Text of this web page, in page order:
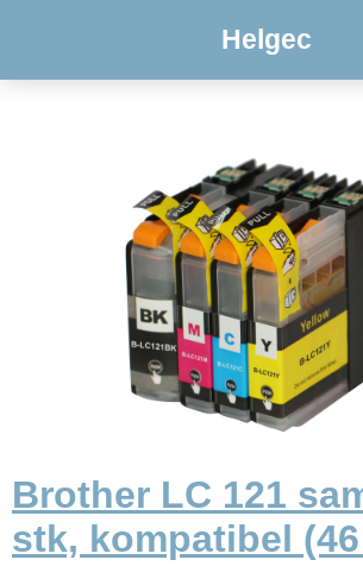
Helgec
Brother LC 121
stk, kompatibel